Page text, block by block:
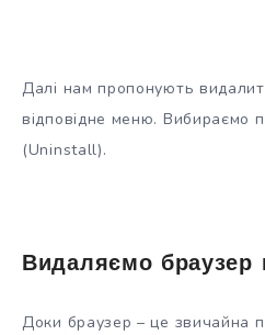
Далі нам пропонують
відповідне меню. Вибираємо
(Uninstall).
Видаляємо браузер
Доки браузер – це звичайна